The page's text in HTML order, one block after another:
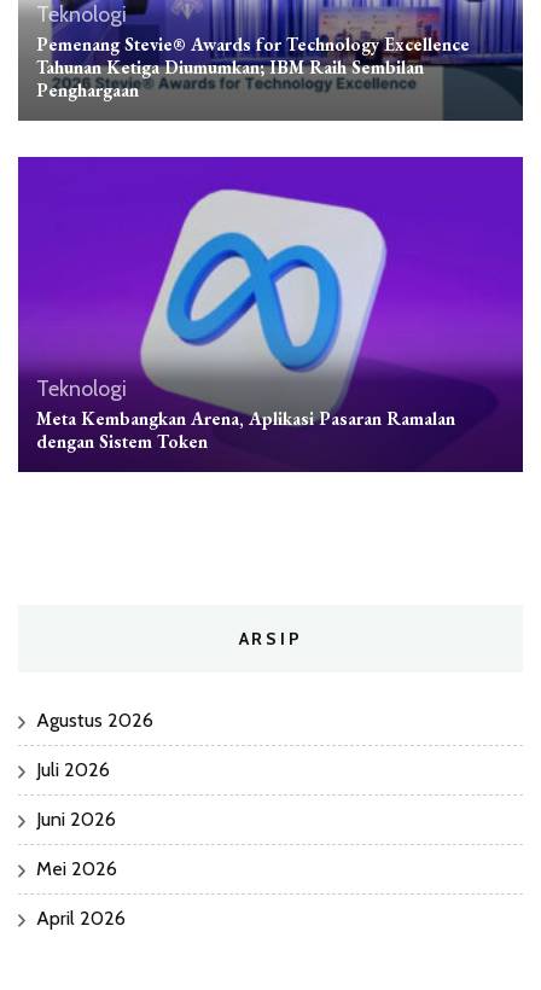
Teknologi
Pemenang Stevie® Awards for Technology Excellence
Tahunan Ketiga Diumumkan; IBM Raih Sembilan
Penghargaan
Teknologi
Meta Kembangkan Arena, Aplikasi Pasaran Ramalan
dengan Sistem Token
ARSIP
Agustus 2026
Juli 2026
Juni 2026
Mei 2026
April 2026